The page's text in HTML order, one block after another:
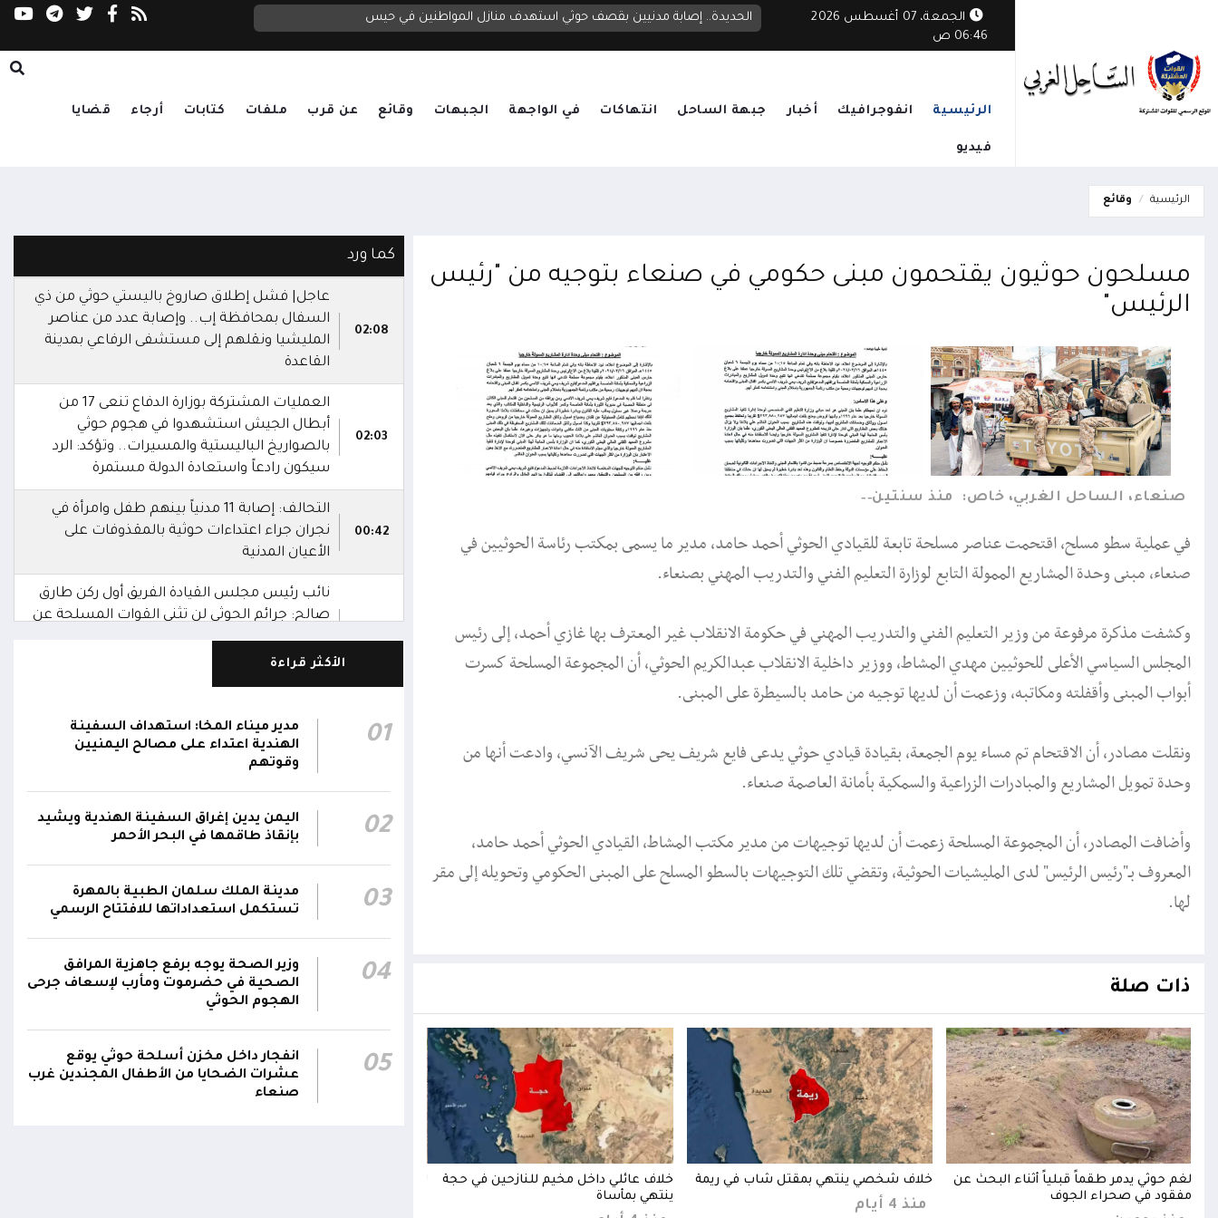
الجمعة، 07 أغسطس 2026
06:46 ص
يستهدف قرية مأهولة في الوازعية ويخلف أضراراً بممتلكات المواطنين الحديدة.. إصابة مدنيين بقصف حوثي استهدف منازل المواطنين في حيس
الرئيسية انفوجرافيك أخبار جبهة الساحل انتهاكات في الواجهة الجبهات وقائع عن قرب ملفات كتابات أرجاء قضايا
فيديو
الرئيسية وقائع
مسلحون حوثيون يقتحمون مبنى حكومي في صنعاء بتوجيه من "رئيس
الرئيس"
صنعاء، الساحل الغربي، خاص: منذ سنتين
في عملية سطو مسلح، اقتحمت عناصر مسلحة تابعة للقيادي الحوثي أحمد حامد، مدير ما يسمى بمكتب رئاسة الحوثيين في
صنعاء، مبنى وحدة المشاريع الممولة التابع لوزارة التعليم الفني والتدريب المهني بصنعاء.
وكشفت مذكرة مرفوعة من وزير التعليم الفني والتدريب المهني في حكومة الانقلاب غير المعترف بها غازي أحمد، إلى رئيس
المجلس السياسي الأعلى للحوثيين مهدي المشاط، ووزير داخلية الانقلاب عبدالكريم الحوثي، أن المجموعة المسلحة كسرت
أبواب المبنى وأقفلته ومكاتبه، وزعمت أن لديها توجيه من حامد بالسيطرة على المبنى.
ونقلت مصادر، أن الاقتحام تم مساء يوم الجمعة، بقيادة قيادي حوثي يدعى فايع شريف يحى شريف الآنسي، وادعت أنها من
وحدة تمويل المشاريع والمبادرات الزراعية والسمكية بأمانة العاصمة صنعاء.
وأضافت المصادر، أن المجموعة المسلحة زعمت أن لديها توجيهات من مدير مكتب المشاط، القيادي الحوثي أحمد حامد،
المعروف بـ"رئيس الرئيس" لدى المليشيات الحوثية، وتقضي تلك التوجيهات بالسطو المسلح على المبنى الحكومي وتحويله إلى مقر
لها.
ذات صلة
لغم حوثي يدمر طقماً قبلياً أثناء البحث عن
مفقود في صحراء الجوف
خلاف شخصي ينتهي بمقتل شاب في ريمة
منذ 4 أيام
خلاف عائلي داخل مخيم للنازحين في حجة
ينتهي بمأساة
كما ورد
02:08
عاجل| فشل إطلاق صاروخ باليستي حوثي من ذي
السفال بمحافظة إب.. وإصابة عدد من عناصر
المليشيا ونقلهم إلى مستشفى الرفاعي بمدينة
القاعدة
02:03
العمليات المشتركة بوزارة الدفاع تنعى 17 من
أبطال الجيش استشهدوا في هجوم حوثي
بالصواريخ الباليستية والمسيرات.. وتؤكد: الرد
سيكون رادعاً واستعادة الدولة مستمرة
00:42
التحالف: إصابة 11 مدنياً بينهم طفل وامرأة في
نجران جراء اعتداءات حوثية بالمقذوفات على
الأعيان المدنية
نائب رئيس مجلس القيادة الفريق أول ركن طارق
صالح: جرائم الحوثي لن تثني القوات المسلحة عن
أداء واجبها الوطني واستعادة الدولة وعاصمتها
صنعاء
00:28
صالح يشيد بالروح القتالية العالية لكافة منتسبي
الفرقتين الأولى والثالثة وحسن التعامل مع
الموقف وثبات المقاتلين في مواقعهم
00:26
الفريق أول ركن طارق صالح يعزي في اتصالين
هاتفيين قائدي الفرقتين الأولى والثالثة طوارئ في
استشهاد عدد من الأبطال بالهجوم الحوثي الغادر
اللجنة الأمنية بحضرموت تدين هجوم مليشيا
الحوثي على القوات المسلحة وتؤكد استمرار
والاستقرار
23:05
جدد #المكتب_السياسي تمسكه بمواصلة النضال
البلاد واستعادة العاصمة صنعاء وإنهاء الانقلاب
الأكثر قراءة
01
مدير ميناء المخا: استهداف السفينة
الهندية اعتداء على مصالح اليمنيين
وقوتهم
02
اليمن يدين إغراق السفينة الهندية ويشيد
بإنقاذ طاقمها في البحر الأحمر
03
مدينة الملك سلمان الطبية بالمهرة
تستكمل استعداداتها للافتتاح الرسمي
04
وزير الصحة يوجه برفع جاهزية المرافق
الصحية في حضرموت ومأرب لإسعاف جرحى
الهجوم الحوثي
05
انفجار داخل مخزن أسلحة حوثي يوقع
عشرات الضحايا من الأطفال المجندين غرب
صنعاء